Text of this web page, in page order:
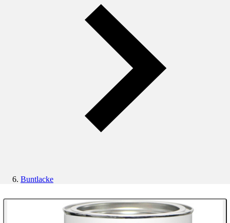
Buntlacke